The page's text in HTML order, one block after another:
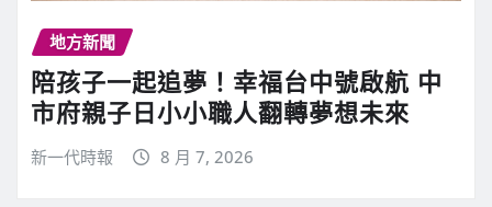
地方新聞
陪孩子一起追夢！幸福台中號啟航 中
市府親子日小小職人翻轉夢想未來
新一代時報 8 月 7, 2026